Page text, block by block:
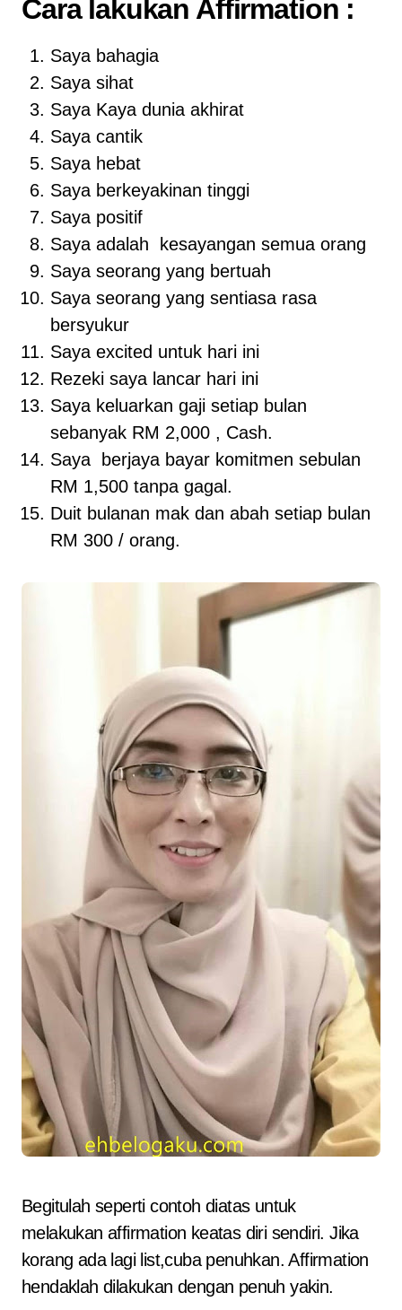
Cara lakukan Affirmation :
Saya bahagia
Saya sihat
Saya Kaya dunia akhirat
Saya cantik
Saya hebat
Saya berkeyakinan tinggi
Saya positif
Saya adalah kesayangan semua orang
Saya seorang yang bertuah
Saya seorang yang sentiasa rasa
bersyukur
Saya excited untuk hari ini
Rezeki saya lancar hari ini
Saya keluarkan gaji setiap bulan
sebanyak RM 2,000 , Cash.
Saya berjaya bayar komitmen sebulan
RM 1,500 tanpa gagal.
Duit bulanan mak dan abah setiap bulan
RM 300 / orang.
Begitulah seperti contoh diatas untuk
melakukan affirmation keatas diri sendiri. Jika
korang ada lagi list,cuba penuhkan. Affirmation
hendaklah dilakukan dengan penuh yakin.